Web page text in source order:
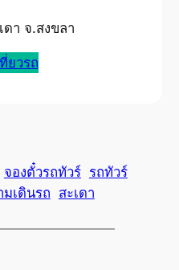
ดา จ.สงขลา
ยวรถ
จองตั๋วรถทัวร์ รถทัวร์
มเดินรถ สะเดา